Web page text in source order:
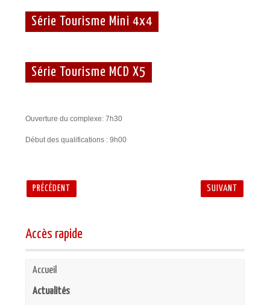
Série Tourisme Mini 4x4
Série Tourisme MCD X5
Ouverture du complexe: 7h30
Début des qualifications : 9h00
PRÉCÉDENT SUIVANT
Accès rapide
Accueil
Actualités